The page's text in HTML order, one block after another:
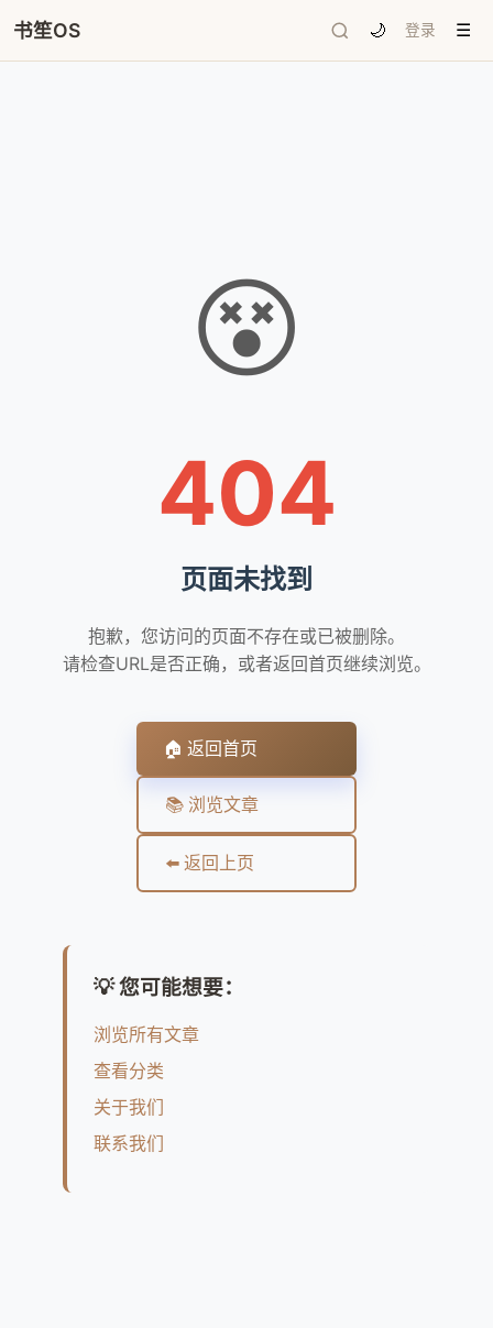
书笙OS 🌙 登录 ☰
😵
404
页面未找到
抱歉，您访问的页面不存在或已被删除。
请检查URL是否正确，或者返回首页继续浏览。
🏠 返回首页
📚 浏览文章
⬅️ 返回上页
💡 您可能想要：
浏览所有文章
查看分类
关于我们
联系我们